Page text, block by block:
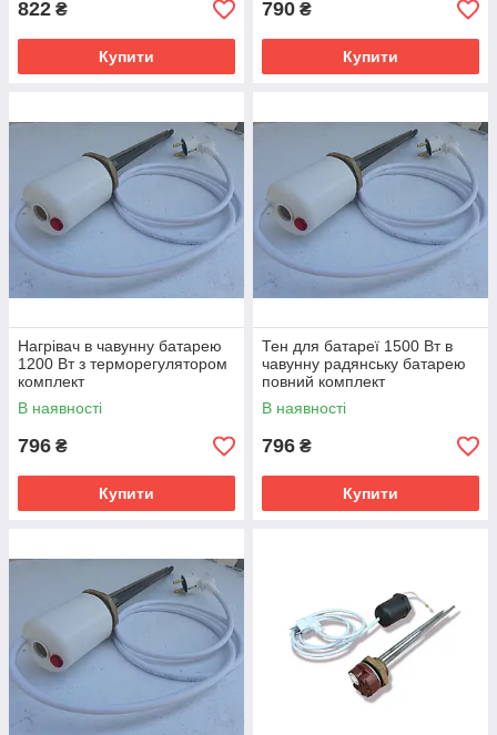
822 ₴
Купити
790 ₴
Купити
Нагрівач в чавунну батарею
1200 Вт з терморегулятором
комплект
В наявності
796 ₴
Купити
Тен для батареї 1500 Вт в
чавунну радянську батарею
повний комплект
В наявності
796 ₴
Купити